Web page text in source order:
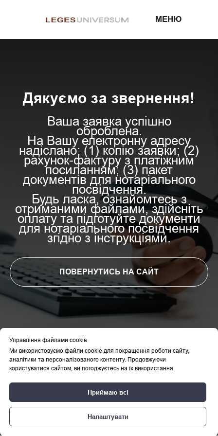
МЕНЮ
Дякуємо за звернення!
Ваша заявка успішно
оброблена.
На Вашу електронну адресу
надіслано: (1) копію заявки; (2)
рахунок-фактуру з платіжним
посиланням; (3) пакет
документів для нотаріального
посвідчення.
Будь ласка, ознайомтесь з
отриманими файлами, здійсніть
оплату та підготуйте документи
для нотаріального посвідчення
згідно з інструкціями.
ПОВЕРНУТИСЬ НА САЙТ
© Leges Universum. Усі права захищено / All rights
Управління файлами cookie
Ми використовуємо файли cookie для покращення роботи сайту,
аналітики та персоналізованого контенту. Продовжуючи
користуватися сайтом, ви погоджуєтесь на їх використання.
Приймаю всі
Налаштувати